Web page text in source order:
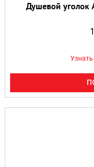
Душевой уголок